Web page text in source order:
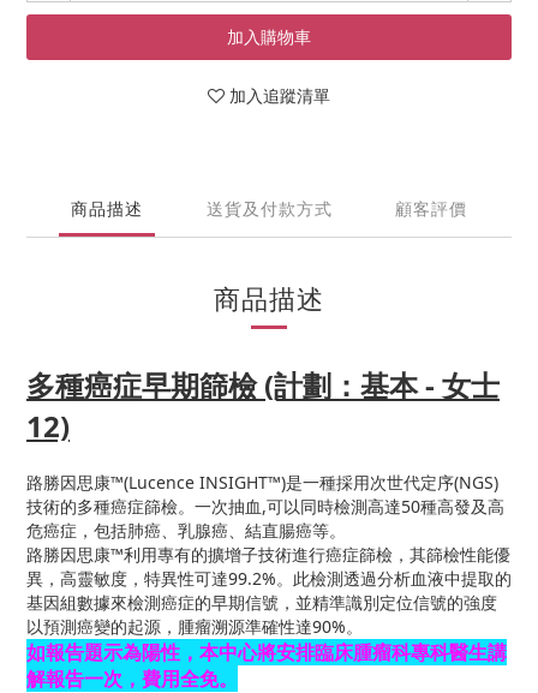
加入購物車
加入追蹤清單
商品描述 送貨及付款方式 顧客評價
商品描述
多種癌症早期篩檢 (計劃：基本 - 女士
12)
路勝因思康™(Lucence INSIGHT™)是一種採用次世代定序(NGS)
技術的多種癌症篩檢。一次抽血,可以同時檢測高達50種高發及高
危癌症，包括肺癌、乳腺癌、結直腸癌等。
路勝因思康™利用專有的擴增子技術進行癌症篩檢，其篩檢性能優
異，高靈敏度，特異性可達99.2%。此檢測透過分析血液中提取的
基因組數據來檢測癌症的早期信號，並精準識別定位信號的強度
以預測癌變的起源，腫瘤溯源準確性達90%。
如報告題示為陽性，本中心將安排臨床腫瘤科專科醫生講
解報告一次，費用全免。